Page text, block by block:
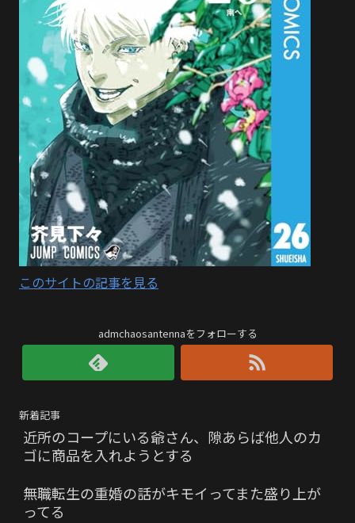
このサイトの記事を見る
admchaosantennaをフォローする
新着記事
近所のコープにいる爺さん、隙あらば他人のカ
ゴに商品を入れようとする
無職転生の重婚の話がキモイってまた盛り上が
ってる